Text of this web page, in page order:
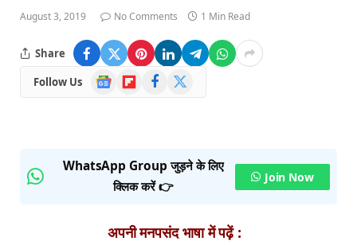
August 3, 2019 No Comments 1 Min Read
Share
Follow Us
Google
News
FlipboardFacebook
WhatsApp Group जुड़ने के लिए
क्लिक करें 👉
Join Now
अपनी मनपसंद भाषा में पढ़ें :